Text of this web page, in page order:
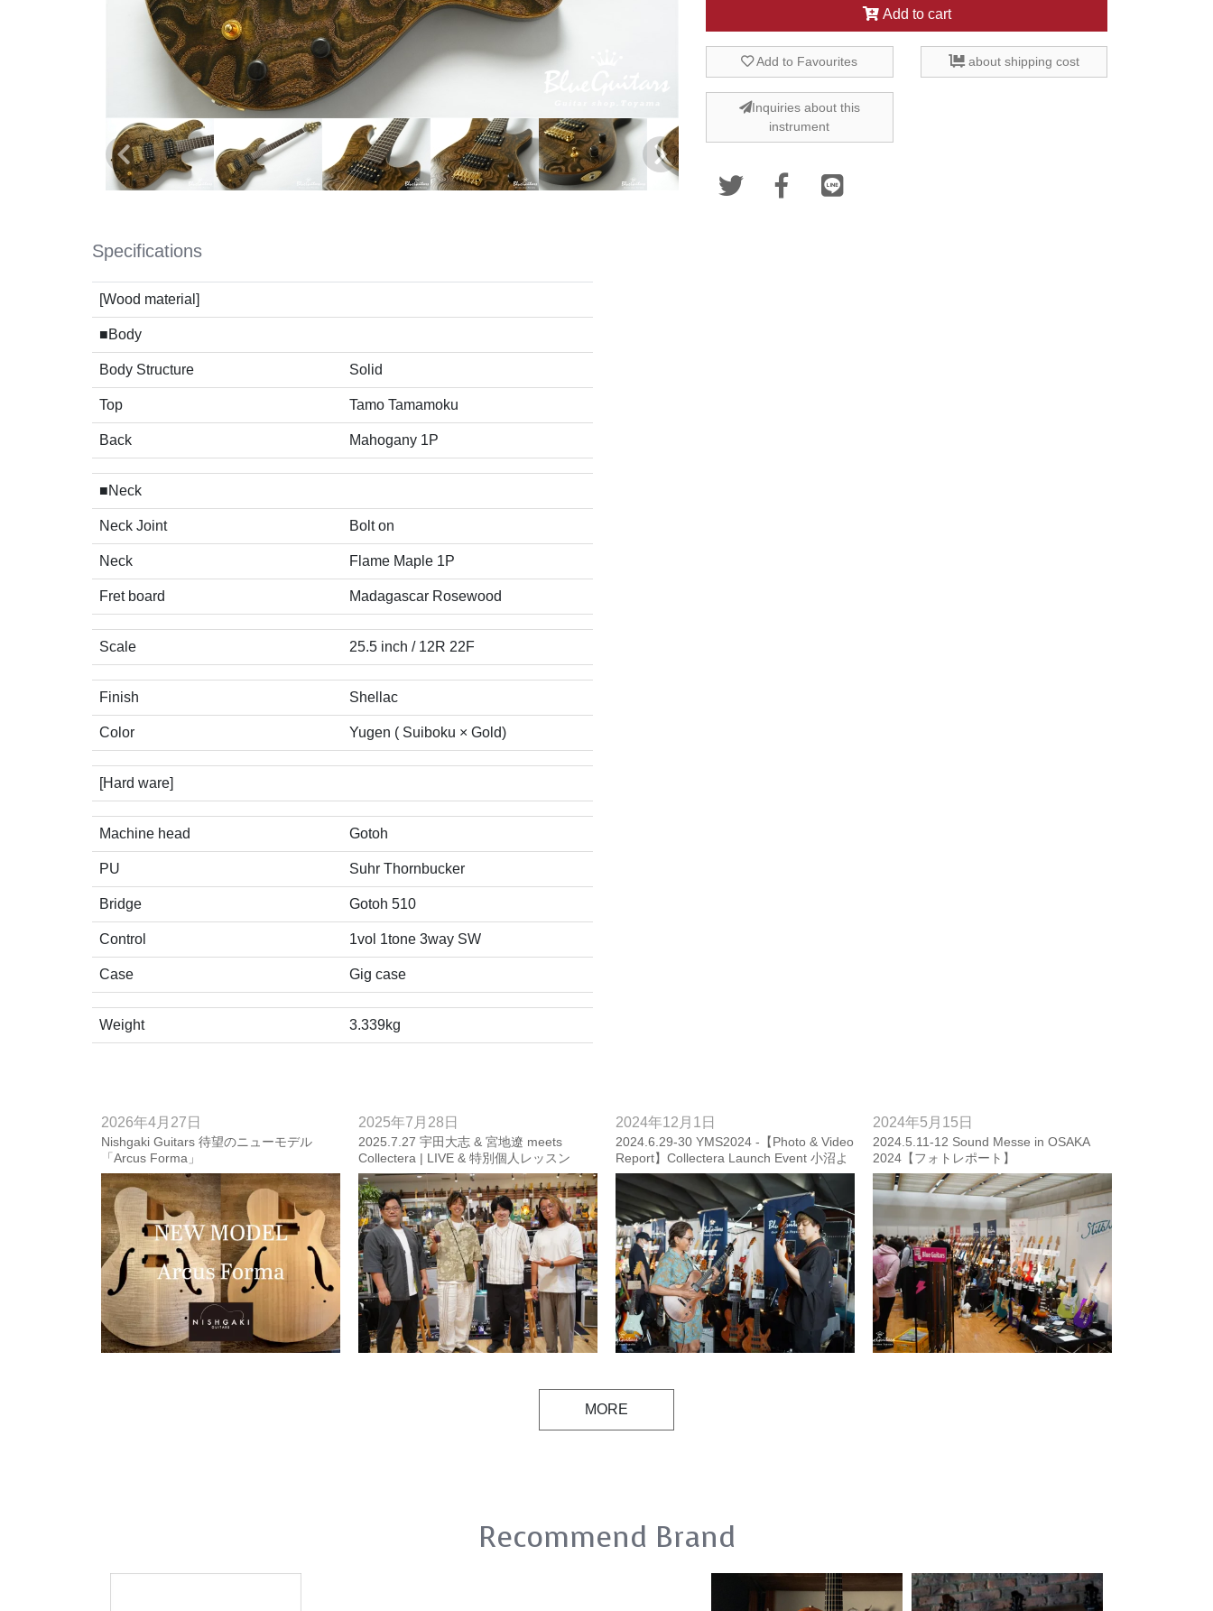
Add to cart
Add to Favourites about shipping cost
Inquiries about this
instrument
Specifications
[Wood material]
■Body
Body Structure Solid
Top Tamo Tamamoku
Back Mahogany 1P
■Neck
Neck Joint Bolt on
Neck Flame Maple 1P
Fret board Madagascar Rosewood
Scale 25.5 inch / 12R 22F
Finish Shellac
Color Yugen ( Suiboku × Gold)
[Hard ware]
Machine head Gotoh
PU Suhr Thornbucker
Bridge Gotoh 510
Control 1vol 1tone 3way SW
Case Gig case
Weight 3.339kg
2026年4月27日
Nishgaki Guitars 待望のニューモデル
「Arcus Forma」
2025年7月28日
2025.7.27 宇田大志 & 宮地遼 meets
Collectera | LIVE & 特別個人レッスン
【Photo Report】
2024年12月1日
2024.6.29-30 YMS2024 -【Photo & Video
Report】Collectera Launch Event 小沼よ
うすけ/宮地遼/kan, stilblu Show Case
2024年5月15日
2024.5.11-12 Sound Messe in OSAKA
2024【フォトレポート】
MORE
Recommend Brand